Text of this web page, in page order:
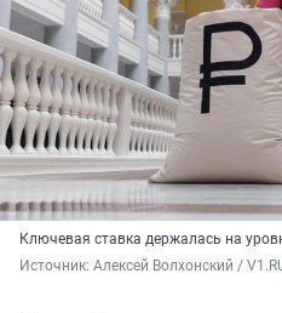
Ключевая ставка держалась на
Источник: Алексей Волхонский /